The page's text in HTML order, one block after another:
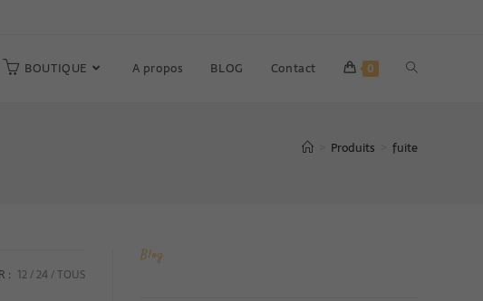
BOUTIQUE A propos BLOG Contact 0
Produits fuite
: 12 24 TOUS
Blog